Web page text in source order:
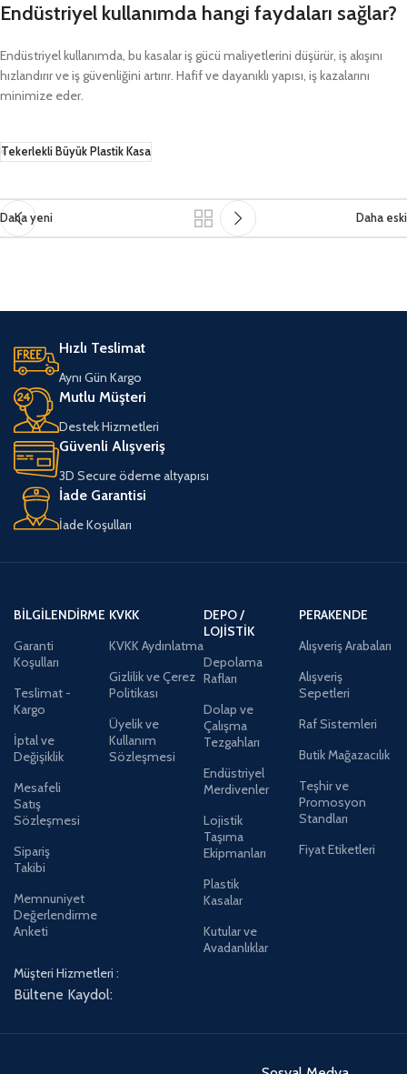
Endüstriyel kullanımda hangi faydaları sağlar?
Endüstriyel kullanımda, bu kasalar iş gücü maliyetlerini düşürür, iş akışını
hızlandırır ve iş güvenliğini artırır. Hafif ve dayanıklı yapısı, iş kazalarını
minimize eder.
Tekerlekli Büyük Plastik Kasa
Daha yeni Daha eski
Hızlı Teslimat
Aynı Gün Kargo
Mutlu Müşteri
Destek Hizmetleri
Güvenli Alışveriş
3D Secure ödeme altyapısı
İade Garantisi
İade Koşulları
BILGILENDIRME
Garanti
Koşulları
Teslimat -
Kargo
İptal ve
Değişiklik
Mesafeli
Satış
Sözleşmesi
Sipariş
Takibi
Memnuniyet
Değerlendirme
Anketi
KVKK
KVKK Aydınlatma
Gizlilik ve Çerez
Politikası
Üyelik ve
Kullanım
Sözleşmesi
DEPO /
LOJISTIK
Depolama
Rafları
Dolap ve
Çalışma
Tezgahları
Endüstriyel
Merdivenler
Lojistik
Taşıma
Ekipmanları
Plastik
Kasalar
Kutular ve
Avadanlıklar
PERAKENDE
Alışveriş Arabaları
Alışveriş
Sepetleri
Raf Sistemleri
Butik Mağazacılık
Teşhir ve
Promosyon
Standları
Fiyat Etiketleri
Müşteri Hizmetleri :
Bültene Kaydol: